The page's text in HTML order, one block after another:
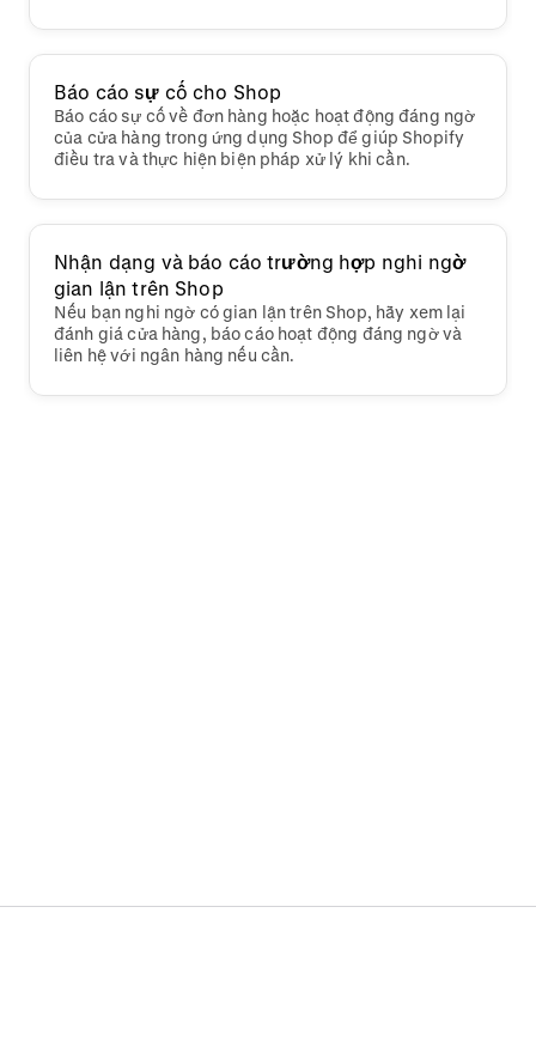
Báo cáo sự cố cho Shop
Báo cáo sự cố về đơn hàng hoặc hoạt động đáng ngờ
của cửa hàng trong ứng dụng Shop để giúp Shopify
điều tra và thực hiện biện pháp xử lý khi cần.
Nhận dạng và báo cáo trường hợp nghi ngờ
gian lận trên Shop
Nếu bạn nghi ngờ có gian lận trên Shop, hãy xem lại
đánh giá cửa hàng, báo cáo hoạt động đáng ngờ và
liên hệ với ngân hàng nếu cần.